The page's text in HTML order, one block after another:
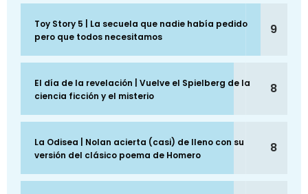
Toy Story 5 | La secuela que nadie había pedido
pero que todos necesitamos
9
El día de la revelación | Vuelve el Spielberg de la
ciencia ficción y el misterio
8
La Odisea | Nolan acierta (casi) de lleno con su
versión del clásico poema de Homero
8